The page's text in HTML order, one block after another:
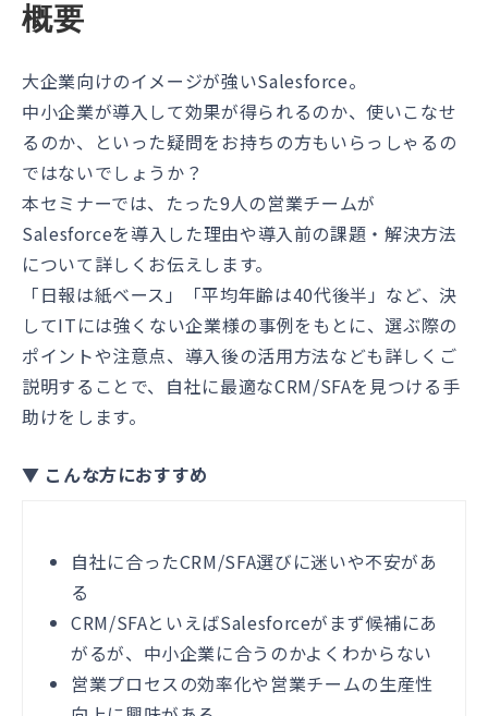
概要
大企業向けのイメージが強いSalesforce。
中小企業が導入して効果が得られるのか、使いこなせ
るのか、といった疑問をお持ちの方もいらっしゃるの
ではないでしょうか？
本セミナーでは、たった9人の営業チームが
Salesforceを導入した理由や導入前の課題・解決方法
について詳しくお伝えします。
「日報は紙ベース」「平均年齢は40代後半」など、決
してITには強くない企業様の事例をもとに、選ぶ際の
ポイントや注意点、導入後の活用方法なども詳しくご
説明することで、自社に最適なCRM/SFAを見つける手
助けをします。
▼ こんな方におすすめ
自社に合ったCRM/SFA選びに迷いや不安があ
る
CRM/SFAといえばSalesforceがまず候補にあ
がるが、中小企業に合うのかよくわからない
営業プロセスの効率化や営業チームの生産性